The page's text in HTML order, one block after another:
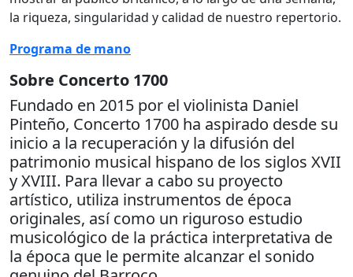
la riqueza, singularidad y calidad de nuestro repertorio.
Programa de mano
Sobre Concerto 1700
Fundado en 2015 por el violinista Daniel
Pinteño, Concerto 1700 ha aspirado desde su
inicio a la recuperación y la difusión del
patrimonio musical hispano de los siglos XVII
y XVIII. Para llevar a cabo su proyecto
artístico, utiliza instrumentos de época
originales, así como un riguroso estudio
musicológico de la práctica interpretativa de
la época que le permite alcanzar el sonido